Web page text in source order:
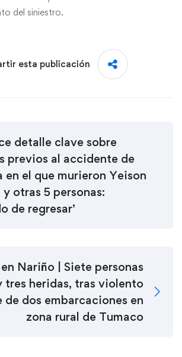
del siniestro.
esta publicación
detalle clave sobre
previos al accidente de
en el que murieron Yeison
otras 5 personas:
de regresar’
Nariño | Siete personas
tres heridas, tras violento
de dos embarcaciones en
zona rural de Tumaco